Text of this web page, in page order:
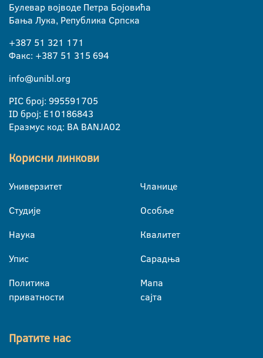
Булевар војводе Петра Бојовића
Бања Лука, Република Српска
+387 51 321 171
Факс: +387 51 315 694
info@unibl.org
PIC број: 995591705
ID број: E10186843
Еразмус код: BA BANJA02
Корисни линкови
Универзитет
Студије
Наука
Упис
Политика
приватности
Чланице
Особље
Квалитет
Сарадња
Мапа
сајта
Пратите нас